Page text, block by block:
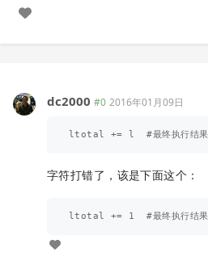
dc2000 #0 2016年01月09日
字符打错了，该是下面这个：